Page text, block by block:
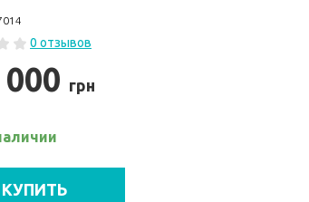
0 отзывов
грн
КУПИТЬ